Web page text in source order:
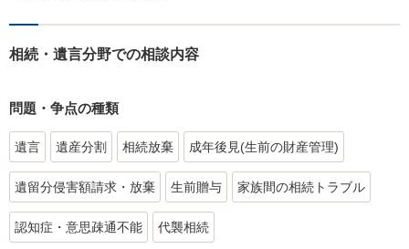
相続・遺言分野での相談内容
問題・争点の種類
遺言 遺産分割 相続放棄 成年後見(生前の財産管理)
遺留分侵害額請求・放棄 生前贈与 家族間の相続トラブル
認知症・意思疎通不能 代襲相続